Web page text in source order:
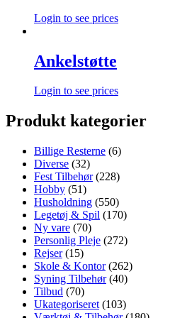
Login to see prices
Ankelstøtte
Login to see prices
Produkt kategorier
Billige Resterne (6)
Diverse (32)
Fest Tilbehør (228)
Hobby (51)
Husholdning (550)
Legetøj & Spil (170)
Ny vare (70)
Personlig Pleje (272)
Rejser (15)
Skole & Kontor (262)
Syning Tilbehør (40)
Tilbud (70)
Ukategoriseret (103)